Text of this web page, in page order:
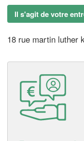
Il s'agit de votre
18 rue martin luther